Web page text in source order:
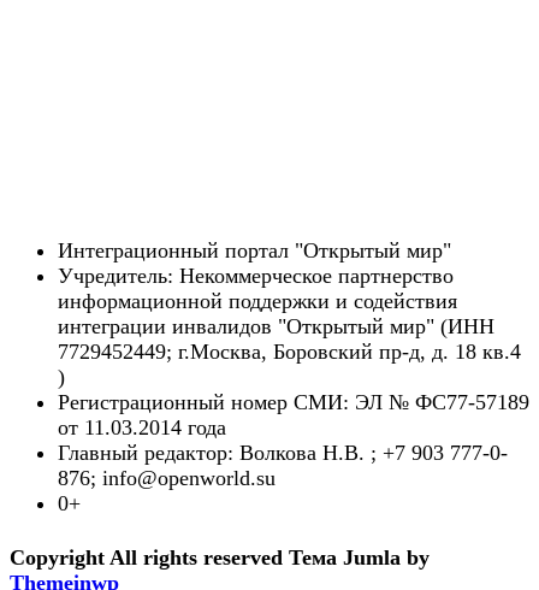
Интеграционный портал "Открытый мир"
Учредитель: Некоммерческое партнерство
информационной поддержки и содействия
интеграции инвалидов "Открытый мир" (ИНН
7729452449; г.Москва, Боровский пр-д, д. 18 кв.4
)
Регистрационный номер СМИ: ЭЛ № ФС77-57189
от 11.03.2014 года
Главный редактор: Волкова Н.В. ; +7 903 777-0-
876; info@openworld.su
0+
Copyright All rights reserved Тема Jumla by
Themeinwp